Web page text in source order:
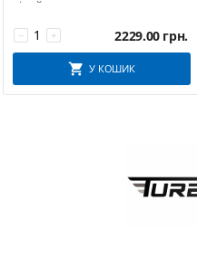
лівий
+
− 2229.00 грн.
У КОШИК